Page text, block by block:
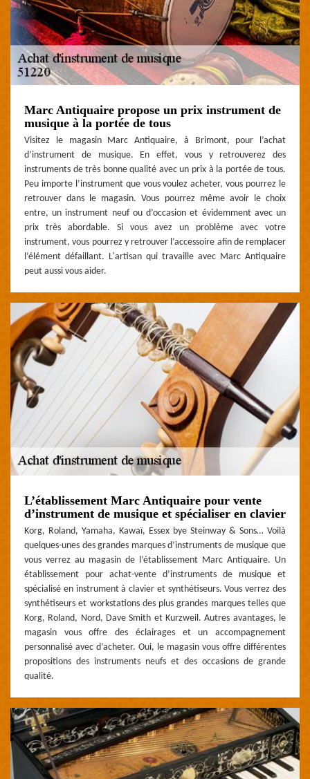
Marc Antiquaire propose un prix instrument de
musique à la portée de tous
Visitez le magasin Marc Antiquaire, à Brimont, pour l’achat
d’instrument de musique. En effet, vous y retrouverez des
instruments de très bonne qualité avec un prix à la portée de tous.
Peu importe l’instrument que vous voulez acheter, vous pourrez le
retrouver dans le magasin. Vous pourrez même avoir le choix
entre, un instrument neuf ou d’occasion et évidemment avec un
prix très abordable. Si vous avez un problème avec votre
instrument, vous pourrez y retrouver l’accessoire afin de remplacer
l’élément défaillant. L'artisan qui travaille avec Marc Antiquaire
peut aussi vous aider.
L’établissement Marc Antiquaire pour vente
d’instrument de musique et spécialiser en clavier
Korg, Roland, Yamaha, Kawaï, Essex bye Steinway & Sons… Voilà
quelques-unes des grandes marques d’instruments de musique que
vous verrez au magasin de l’établissement Marc Antiquaire. Un
établissement pour achat-vente d’instruments de musique et
spécialisé en instrument à clavier et synthétiseurs. Vous verrez des
synthétiseurs et workstations des plus grandes marques telles que
Korg, Roland, Nord, Dave Smith et Kurzweil. Autres avantages, le
magasin vous offre des éclairages et un accompagnement
personnalisé avec d’acheter. Oui, le magasin vous offre différentes
propositions des instruments neufs et des occasions de grande
qualité.